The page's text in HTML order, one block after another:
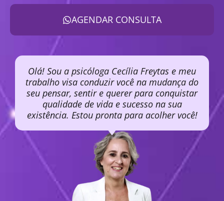
AGENDAR CONSULTA
Olá! Sou a psicóloga Cecília Freytas e meu
trabalho visa conduzir você na mudança do
seu pensar, sentir e querer para conquistar
qualidade de vida e sucesso na sua
existência. Estou pronta para acolher você!